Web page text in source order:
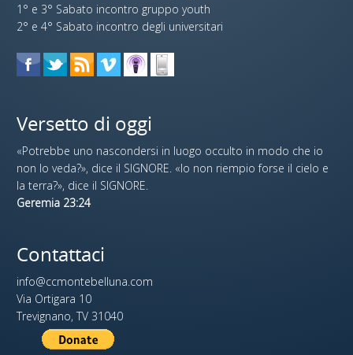
1° e 3° Sabato incontro gruppo youth
2° e 4° Sabato incontro degli universitari
Versetto di oggi
«Potrebbe uno nascondersi in luogo occulto in modo che io
non lo veda?», dice il SIGNORE. «Io non riempio forse il cielo e
la terra?», dice il SIGNORE.
Geremia 23:24
Contattaci
info@ccmontebelluna.com
Via Ortigara 10
Trevignano, TV 31040